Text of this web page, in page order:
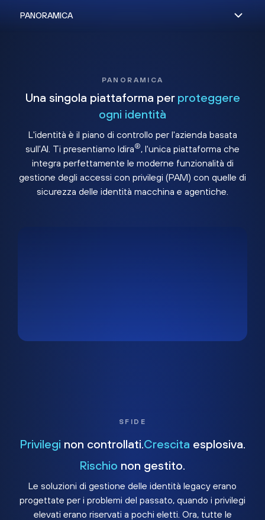
PANORAMICA
Una singola piattaforma per proteggere
ogni identità
L'identità è il piano di controllo per l'azienda basata
sull'AI. Ti presentiamo Idira®, l'unica piattaforma che
integra perfettamente le moderne funzionalità di
gestione degli accessi con privilegi (PAM) con quelle di
sicurezza delle identità macchina e agentiche.
SFIDE
Privilegi non controllati. Crescita esplosiva.
Rischio non gestito.
Le soluzioni di gestione delle identità legacy erano
progettate per i problemi del passato, quando i privilegi
elevati erano riservati a pochi eletti. Ora, tutte le